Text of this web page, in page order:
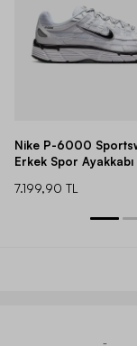
Nike P-6000
Erkek Spor Ayakkabı
7.199,90 TL